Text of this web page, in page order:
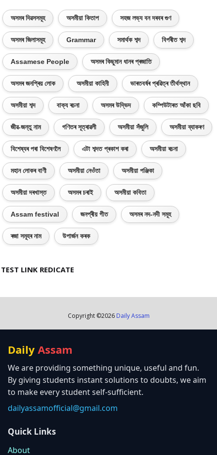
অসমৰ দিৱসসমূহ অসমীয়া কিতাপ সহজ লভ্য বন দৰবৰ গুণ
অসমৰ জিলাসমূহ Grammar সমাৰ্থক শব্দ বিপৰীত শব্দ
Assamese People অসমৰ কিছুমান ধানৰ প্ৰজাতি
অসমৰ জনপ্ৰিয় লোক অসমীয়া কাহিনী ভাৰতবৰ্ষৰ প্ৰৱিত্ৰ তীৰ্থস্থান
অসমীয়া শব্দ বাক্য ৰচনা অসমৰ উদ্ভিদ কম্পিউটাৰত আঁকা ছবি
জীৱ-জন্তু নাম গণিতৰ সূত্ৰাৱলী অসমীয়া সঁজুলি অসমীয়া ব্যাকৰণ
বিশেষ্যৰ পৰা বিশেষণলৈ এটা শব্দত প্ৰকাশ কৰা অসমীয়া ৰচনা
মহান লোকৰ বাণী অসমীয়া নেওঁতা অসমীয়া পঞ্জিকা
অসমীয়া দৰখাস্ত অসমৰ চৰাই অসমীয়া কবিতা
Assam festival জনপ্ৰীয় গীত অসমৰ নদ-নদী সমূহ
ৰজা সমূহৰ নাম উপাৰ্জন কৰক
TEST LINK REDICATE
Copyright ©2026 Daily Assam
Daily Assam
We are providing something unique, useful and fun.
By giving students instant solutions to doubts, we aim
to make every student self-sufficient.
dailyassamofficial@gmail.com
Quick Links
About